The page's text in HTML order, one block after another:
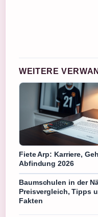
WEITERE
Fiete Arp: Karriere,
Abfindung 2026
Baumschulen in der
Preisvergleich, Tipps
Fakten